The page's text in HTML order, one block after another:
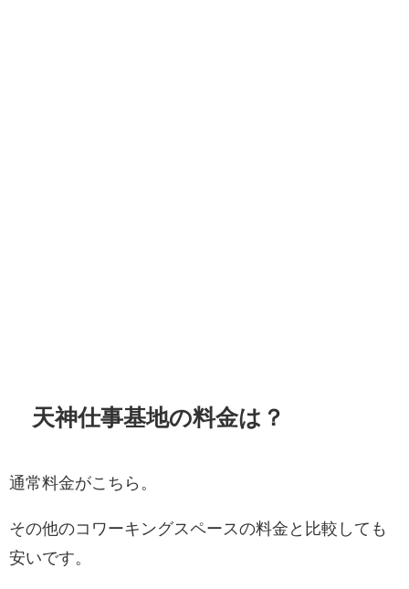
天神仕事基地の料金は？
通常料金がこちら。
その他のコワーキングスペースの料金と比較しても
安いです。